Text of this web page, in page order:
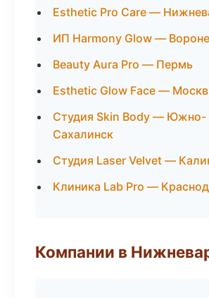
Esthetic Pro Care —
ИП Harmony Glow —
Beauty Aura Pro — Пермь
Esthetic Glow Face —
Студия Skin Body — Южно-
Сахалинск
Студия Laser Velvet —
Клиника Lab Pro —
Компании в